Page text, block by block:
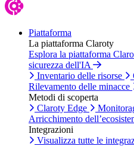
Piattaforma
La piattaforma Claroty
Esplora la piattaforma
sicurezza dell'IA
Inventario delle risorse
Rilevamento delle minacce
Metodi di scoperta
Claroty Edge
Arricchimento
Integrazioni
Visualizza tutte le